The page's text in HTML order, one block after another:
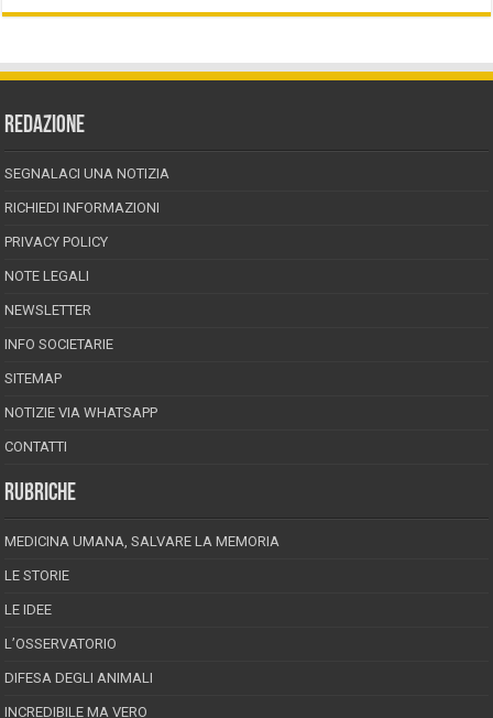
REDAZIONE
SEGNALACI UNA NOTIZIA
RICHIEDI INFORMAZIONI
PRIVACY POLICY
NOTE LEGALI
NEWSLETTER
INFO SOCIETARIE
SITEMAP
NOTIZIE VIA WHATSAPP
CONTATTI
RUBRICHE
MEDICINA UMANA, SALVARE LA MEMORIA
LE STORIE
LE IDEE
L’OSSERVATORIO
DIFESA DEGLI ANIMALI
INCREDIBILE MA VERO